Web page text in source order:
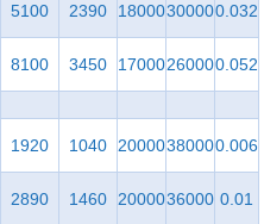
5100 2390 18000300000.032
8100 3450 17000260000.052
1920 1040 20000380000.006
2890 1460 2000036000 0.01